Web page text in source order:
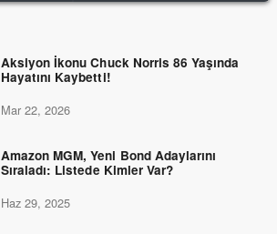
Aksiyon İkonu Chuck Norris 86 Yaşında
Hayatını Kaybetti!
Mar 22, 2026
Amazon MGM, Yeni Bond Adaylarını
Sıraladı: Listede Kimler Var?
Haz 29, 2025